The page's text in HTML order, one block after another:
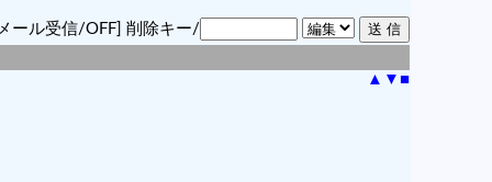
ール受信/OFF] 削除キー/
▲ ▼ ■